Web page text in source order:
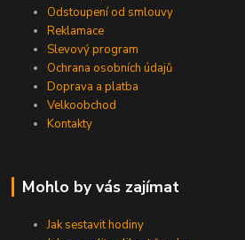
Odstoupení od smlouvy
Reklamace
Slevový program
Ochrana osobních údajů
Doprava a platba
Velkoobchod
Kontakty
Mohlo by vás zajímat
Jak sestavit hodiny